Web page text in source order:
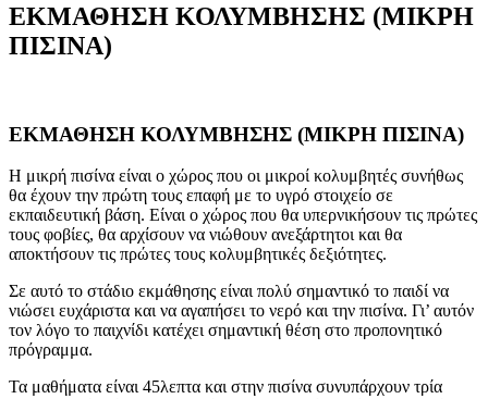
ΕΚΜΑΘΗΣΗ ΚΟΛΥΜΒΗΣΗΣ (ΜΙΚΡΗ
ΠΙΣΙΝΑ)
ΕΚΜΑΘΗΣΗ ΚΟΛΥΜΒΗΣΗΣ (ΜΙΚΡΗ ΠΙΣΙΝΑ)
Η μικρή πισίνα είναι ο χώρος που οι μικροί κολυμβητές συνήθως
θα έχουν την πρώτη τους επαφή με το υγρό στοιχείο σε
εκπαιδευτική βάση. Είναι ο χώρος που θα υπερνικήσουν τις πρώτες
τους φοβίες, θα αρχίσουν να νιώθουν ανεξάρτητοι και θα
αποκτήσουν τις πρώτες τους κολυμβητικές δεξιότητες.
Σε αυτό το στάδιο εκμάθησης είναι πολύ σημαντικό το παιδί να
νιώσει ευχάριστα και να αγαπήσει το νερό και την πισίνα. Γι’ αυτόν
τον λόγο το παιχνίδι κατέχει σημαντική θέση στο προπονητικό
πρόγραμμα.
Τα μαθήματα είναι 45λεπτα και στην πισίνα συνυπάρχουν τρία